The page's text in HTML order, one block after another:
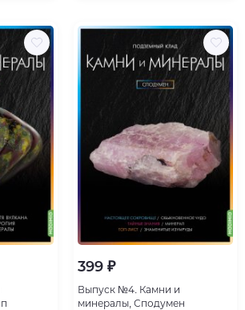
399 ₽
Выпуск №4. Камни и
минералы, Сподумен